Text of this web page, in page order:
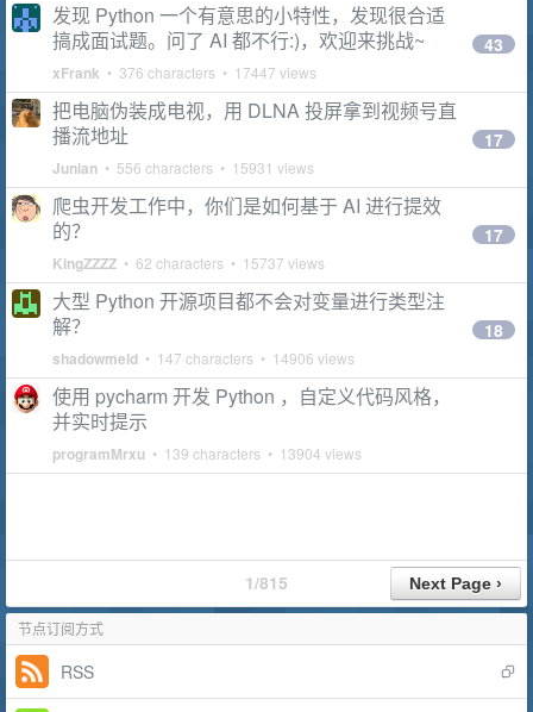
发现 Python 一个有意思的小特性，发现很合适
搞成面试题。问了 AI 都不行:)，欢迎来挑战~
xFrank • 376 characters • 17447 views
43
把电脑伪装成电视，用 DLNA 投屏拿到视频号直
播流地址
Junian • 556 characters • 15931 views
17
爬虫开发工作中，你们是如何基于 AI 进行提效
的？
KingZZZZ • 62 characters • 15737 views
17
大型 Python 开源项目都不会对变量进行类型注
解？
shadowmeld • 147 characters • 14906 views
18
使用 pycharm 开发 Python ，自定义代码风格，
并实时提示
programMrxu • 139 characters • 13904 views
1/815
节点订阅方式
RSS